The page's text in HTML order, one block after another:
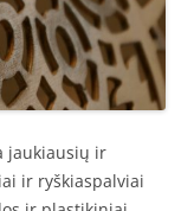
jaukiausių ir
ir ryškiaspalviai